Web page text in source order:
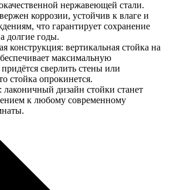
нержавеющей стали.
коррозии, устойчив к влаге и
что гарантирует сохранение
долгие годы.
конструкция: вертикальная стойка на
максимальную
сверлить стены или
стойка опрокинется.
дизайн стойки станет
к любому современному